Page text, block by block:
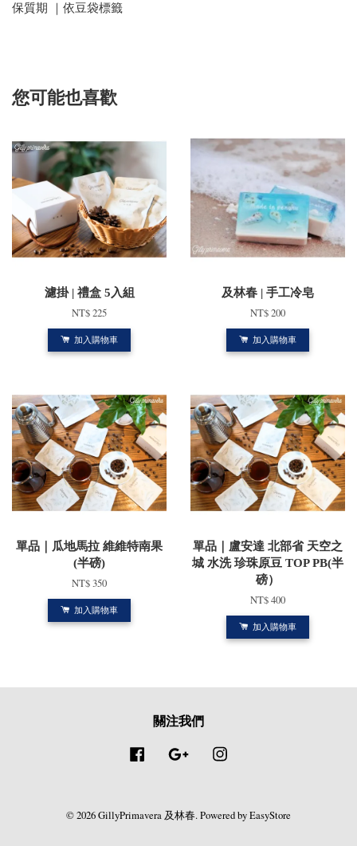
保質期 ｜依豆袋標籤
您可能也喜歡
濾掛 | 禮盒 5入組
NT$ 225
加入購物車
及林春 | 手工冷皂
NT$ 200
加入購物車
單品｜瓜地馬拉 維維特南果
(半磅)
NT$ 350
加入購物車
單品｜盧安達 北部省 天空之
城 水洗 珍珠原豆 TOP PB(半
磅）
NT$ 400
加入購物車
關注我們
Facebook Google
© 2026 GillyPrimavera 及林春. Powered byEasyStore